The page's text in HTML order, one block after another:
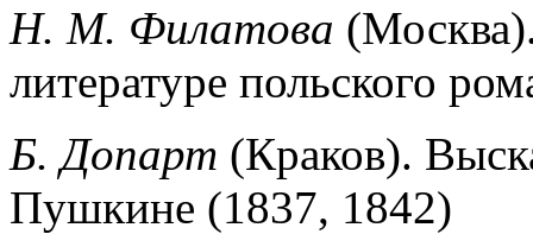
Н. М. Филатова
литературе польского
Б. Допарт (Краков).
Пушкине (1837, 1842)